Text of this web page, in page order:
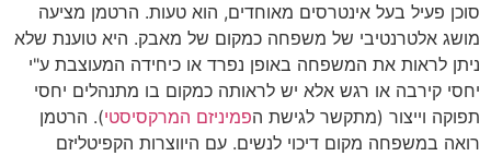
סוכן פעיל בעל אינטרסים מאוחדים, הוא טעות. הרטמן מציעה
מושג אלטרנטיבי של משפחה כמקום של מאבק. היא טוענת שלא
ניתן לראות את המשפחה באופן נפרד או כיחידה המעוצבת ע"י
יחסי קירבה או רגש אלא יש לראותה כמקום בו מתנהלים יחסי
תפוקה וייצור (מתקשר לגישת הפמיניזם המרקסיסטי). הרטמן
רואה במשפחה מקום דיכוי לנשים. עם היווצרות הקפיטליזם